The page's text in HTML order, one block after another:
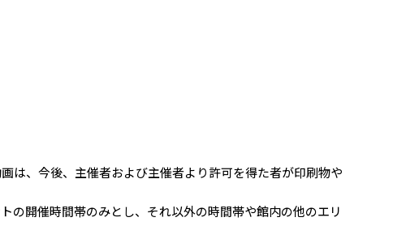
は、今後、主催者および主催者より許可を得た者が印刷物や
の開催時間帯のみとし、それ以外の時間帯や館内の他のエリ